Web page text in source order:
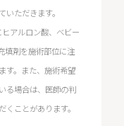
ただきます。
アルロン酸、ベビー
填剤を施術部位に注
す。また、施術希望
る場合は、医師の判
ことがあります。